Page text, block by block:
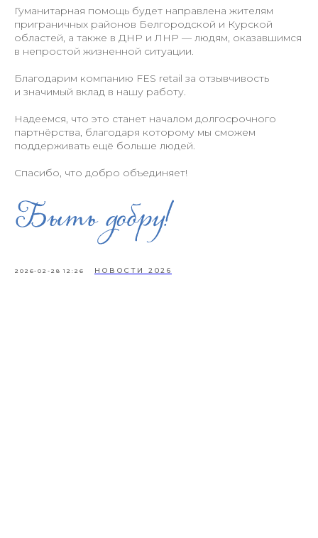
Гуманитарная помощь будет направлена жителям
приграничных районов Белгородской и Курской
областей, а также в ДНР и ЛНР — людям, оказавшимся
в непростой жизненной ситуации.
Благодарим компанию FES retail за отзывчивость
и значимый вклад в нашу работу.
Надеемся, что это станет началом долгосрочного
партнёрства, благодаря которому мы сможем
поддерживать ещё больше людей.
Спасибо, что добро объединяет!
2026-02-28 12:26 НОВОСТИ 2026